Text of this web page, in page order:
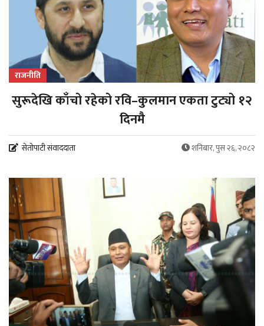
राजनीति
सुरूदेखि काँचो रहेको रवि–कुलमान एकता टुट्यो १२
दिनमै
सेतोपाटी संवाददाता शनिबार, पुस २६, २०८२